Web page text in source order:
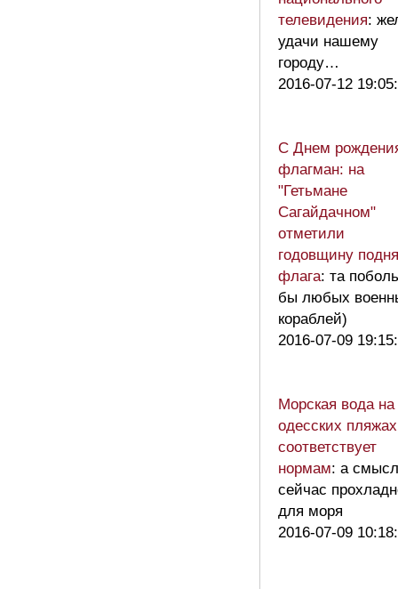
телевидения:
удачи нашему
городу…
2016-07-12
С Днем
флагман: на
"Гетьмане
Сагайдачном"
отметили
годовщину
флага: та
бы любых
кораблей)
2016-07-09
Морская вода на
одесских пляжах
соответствует
нормам: а смысл
сейчас
для моря
2016-07-09